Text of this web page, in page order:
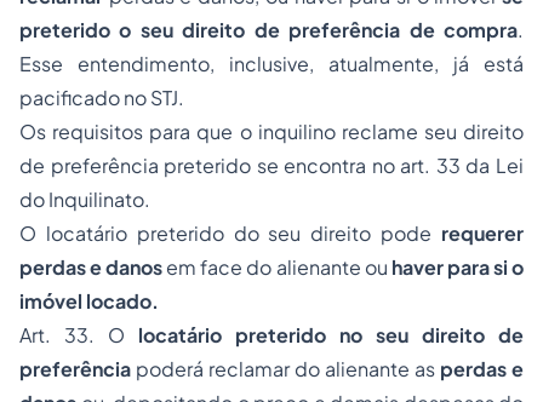
preterido o seu direito de preferência de compra.
Esse entendimento, inclusive, atualmente, já está
pacificado no STJ.
Os requisitos para que o inquilino reclame seu direito
de preferência preterido se encontra no art. 33 da Lei
do Inquilinato.
O locatário preterido do seu direito pode requerer
perdas e danosem face do alienante ou haver para si o
imóvel locado.
Art. 33. O locatário preterido no seu direito de
preferência poderá reclamar do alienante as perdas e